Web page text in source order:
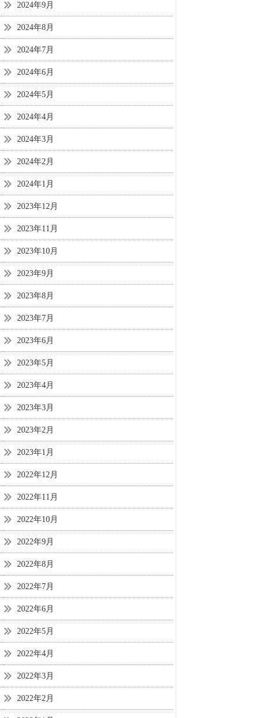
2024年9月
2024年8月
2024年7月
2024年6月
2024年5月
2024年4月
2024年3月
2024年2月
2024年1月
2023年12月
2023年11月
2023年10月
2023年9月
2023年8月
2023年7月
2023年6月
2023年5月
2023年4月
2023年3月
2023年2月
2023年1月
2022年12月
2022年11月
2022年10月
2022年9月
2022年8月
2022年7月
2022年6月
2022年5月
2022年4月
2022年3月
2022年2月